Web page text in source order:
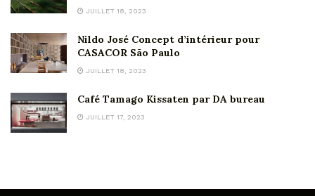
JUILLET 18, 2023
Nildo José Concept d’intérieur pour
CASACOR São Paulo
JUILLET 18, 2023
Café Tamago Kissaten par DA bureau
JUILLET 17, 2023